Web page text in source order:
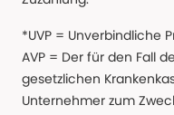
*UVP = Unverbindliche
AVP = Der für den Fall
gesetzlichen
Unternehmer zum